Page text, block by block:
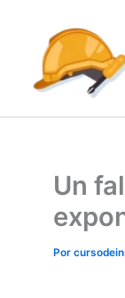
contenido
Un
Por